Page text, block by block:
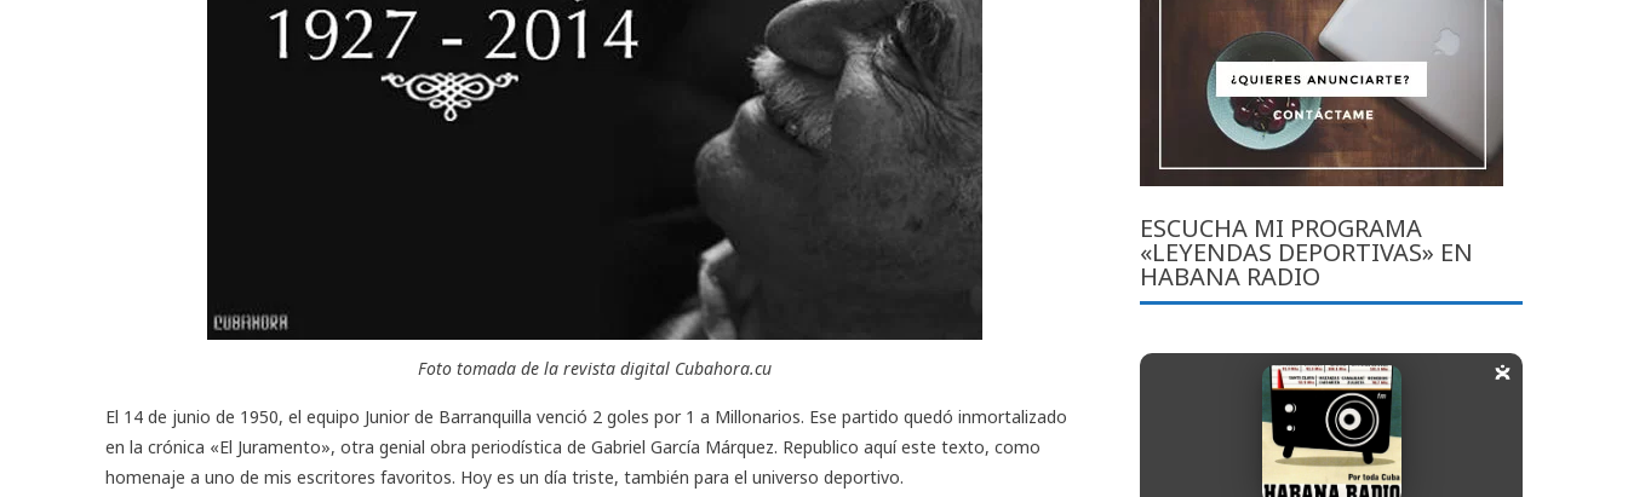
Foto tomada de la revista digital Cubahora.cu
El 14 de junio de 1950, el equipo Junior de Barranquilla venció 2 goles por 1 a Millonarios. Ese partido quedó inmortalizado
en la crónica «El Juramento», otra genial obra periodística de Gabriel García Márquez. Republico aquí este texto, como
homenaje a uno de mis escritores favoritos. Hoy es un día triste, también para el universo deportivo.
ESCUCHA MI PROGRAMA
«LEYENDAS DEPORTIVAS» EN
HABANA RADIO